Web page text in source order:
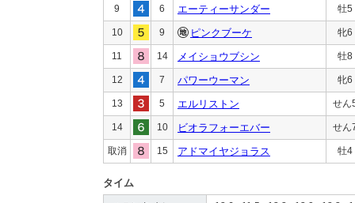
9 6 エーティーサンダー 牡5
10 9 ピンクブーケ 牝6
11 14 メイショウブシン 牡8
12 7 パワーウーマン 牝6
13 5 エルリストン せん
14 10 ビオラフォーエバー せん
取消 15 アドマイヤジョラス 牡4
タイム